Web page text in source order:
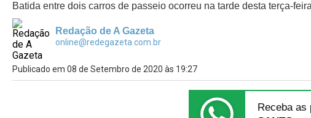
Batida entre dois carros de passeio ocorreu na tarde desta terça-
Redação de A Gazeta
online@redegazeta.com.br
Publicado em 08 de Setembro de 2020 às 19:27
Receba as